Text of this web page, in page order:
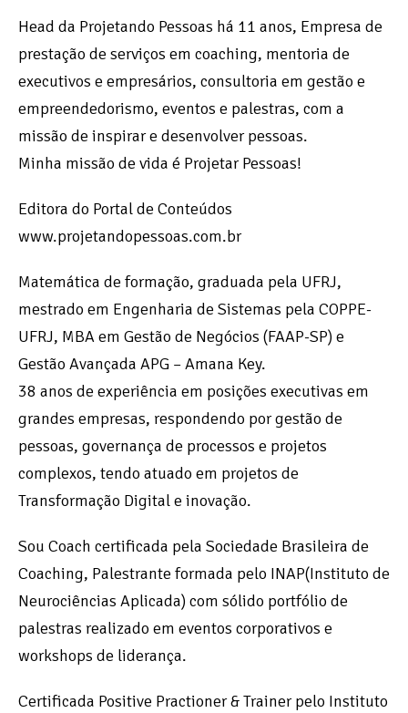
Head da Projetando Pessoas há 11 anos, Empresa de
prestação de serviços em coaching, mentoria de
executivos e empresários, consultoria em gestão e
empreendedorismo, eventos e palestras, com a
missão de inspirar e desenvolver pessoas.
Minha missão de vida é Projetar Pessoas!
Editora do Portal de Conteúdos
www.projetandopessoas.com.br
Matemática de formação, graduada pela UFRJ,
mestrado em Engenharia de Sistemas pela COPPE-
UFRJ, MBA em Gestão de Negócios (FAAP-SP) e
Gestão Avançada APG – Amana Key.
38 anos de experiência em posições executivas em
grandes empresas, respondendo por gestão de
pessoas, governança de processos e projetos
complexos, tendo atuado em projetos de
Transformação Digital e inovação.
Sou Coach certificada pela Sociedade Brasileira de
Coaching, Palestrante formada pelo INAP(Instituto de
Neurociências Aplicada) com sólido portfólio de
palestras realizado em eventos corporativos e
workshops de liderança.
Certificada Positive Practioner & Trainer pelo Instituto